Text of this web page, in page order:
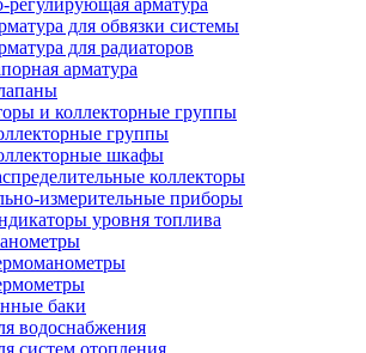
регулирующая арматура
для обвязки системы
для радиаторов
арматура
и коллекторные группы
группы
шкафы
коллекторы
измерительные приборы
уровня топлива
баки
водоснабжения
систем отопления